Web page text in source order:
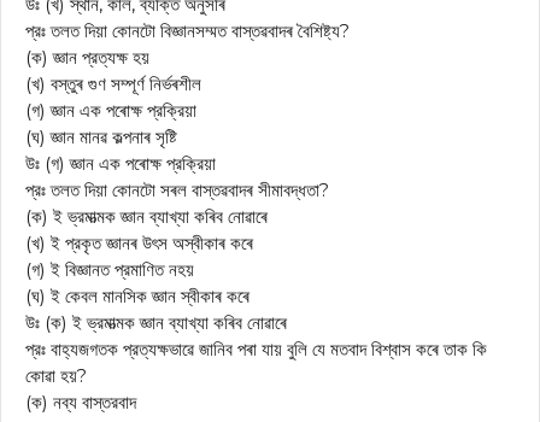
প্রঃ তলত দিয়া কোনটো বিজ্ঞানসম্মত বাস্তৱবাদৰ বৈশিষ্ট্য?
(ক) জ্ঞান প্রত্যক্ষ হয়
(খ) বস্তুৰ গুণ সম্পূর্ণ নিৰ্ভৰশীল
(গ) জ্ঞান এক পৰোক্ষ প্রক্রিয়া
(ঘ) জ্ঞান মানৱ কল্পনাৰ সৃষ্টি
উঃ (গ) জ্ঞান এক পৰোক্ষ প্রক্রিয়া
প্রঃ তলত দিয়া কোনটো সৰল বাস্তৱবাদৰ সীমাবদ্ধতা?
(ক) ই ভ্রমাত্মক জ্ঞান ব্যাখ্যা কৰিব নোৱাৰে
(খ) ই প্রকৃত জ্ঞানৰ উৎস অস্বীকাৰ কৰে
(গ) ই বিজ্ঞানত প্রমাণিত নহয়
(ঘ) ই কেবল মানসিক জ্ঞান স্বীকাৰ কৰে
উঃ (ক) ই ভ্রমাত্মক জ্ঞান ব্যাখ্যা কৰিব নোৱাৰে
প্রঃ বাহ্যজগতক প্রত্যক্ষভাৱে জানিব পৰা যায় বুলি যে মতবাদ বিশ্বাস কৰে তাক কি
কোৱা হয়?
(ক) নব্য বাস্তরবাদ